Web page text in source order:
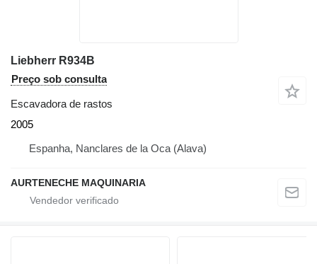
Liebherr R934B
Preço sob consulta
Escavadora de rastos
2005
Espanha, Nanclares de la Oca (Alava)
AURTENECHE MAQUINARIA